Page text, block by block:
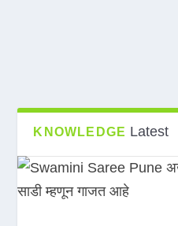
KNOWLEDGE Latest